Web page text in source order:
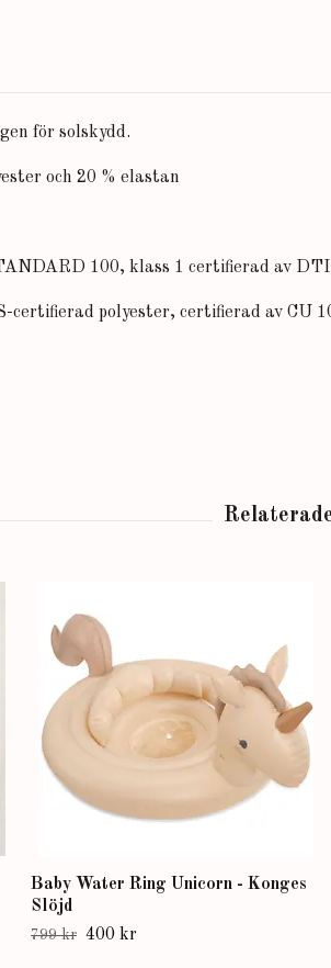
för solskydd.
och 20 % elastan
100, klass 1 certifierad av
certifierad polyester, certifierad av CU
Baby Water Ring Unicorn - Konges
Slöjd
799 kr 400 kr